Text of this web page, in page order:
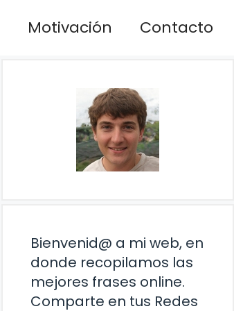
Motivación Contacto
Bienvenid@ a mi web, en
donde recopilamos las
mejores frases online.
Comparte en tus Redes